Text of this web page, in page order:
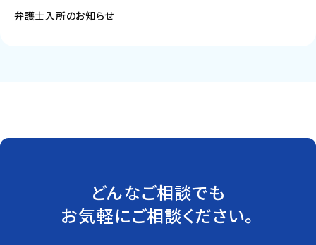
弁護士入所のお知らせ
どんなご相談でも
お気軽にご相談ください。